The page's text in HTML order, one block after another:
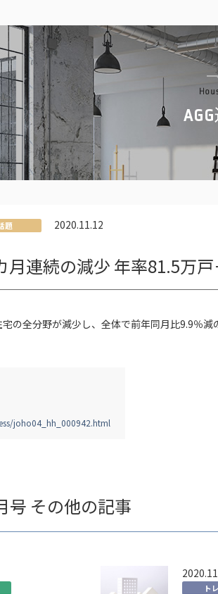
AGG
題 2020.11.12
連続の減少 年率81.5万戸
の全分野が減少し、全体で前年同月比9.9％減
joho04_hh_000942.html
号 その他の記事
ト